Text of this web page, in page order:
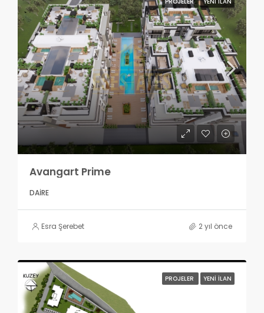
Avangart Prime
DAIRE
Esra Şerebet 2 yıl önce
PROJELER YENI İLAN